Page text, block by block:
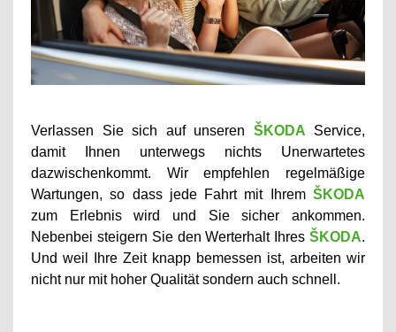
Verlassen Sie sich auf unseren ŠKODA
Service,
damit Ihnen unterwegs nichts Unerwartetes
dazwischenkommt. Wir empfehlen regelmäßige
Wartungen, so dass jede Fahrt mit Ihrem ŠKODA
zum Erlebnis wird und Sie sicher ankommen.
Nebenbei steigern Sie den Werterhalt Ihres ŠKODA.
Und weil Ihre Zeit knapp bemessen ist, arbeiten wir
nicht nur mit hoher Qualität sondern auch schnell.